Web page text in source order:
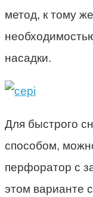
метод, к тому
насадки.
Для быстрого
способом,
перфоратор с
этом варианте